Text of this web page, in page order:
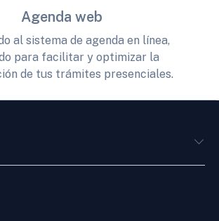
Agenda web
al sistema de agenda en línea,
para facilitar y optimizar la
de tus trámites presenciales.